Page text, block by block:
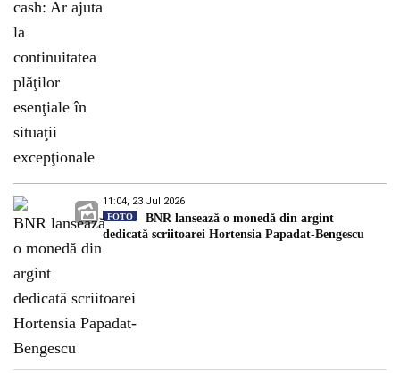
11:04, 23 Jul 2026
FOTO
BNR lansează o monedă din argint
dedicată scriitoarei Hortensia Papadat-Bengescu